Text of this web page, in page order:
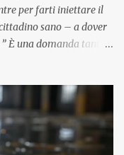
per farti iniettare il
sano – a dover
una domanda tanto
chiunque abbia
testa. Per il vaccino
condizionata,
mai utilizzate prima su